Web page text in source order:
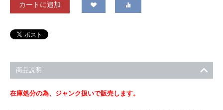
カートに追加
商品説明
在庫処分の為、ジャンク扱いで販売します。